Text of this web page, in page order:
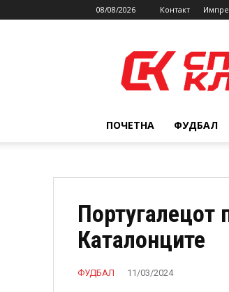
08/08/2026 Контакт
ПОЧЕТНА ФУДБАЛ
Португалецот
Каталонците
ФУДБАЛ 11/03/2024